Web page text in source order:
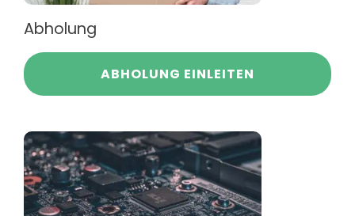
Abholung
ABHOLUNG EINLEITEN